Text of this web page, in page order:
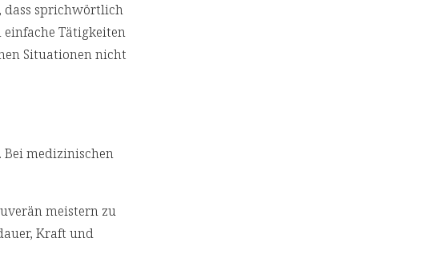
dass sprichwörtlich
Tätigkeiten
Situationen nicht
Bei medizinischen
meistern zu
Kraft und